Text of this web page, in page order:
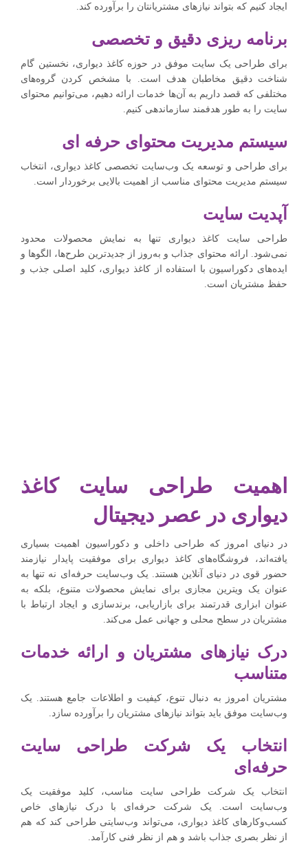
ایجاد کنیم که بتواند نیازهای مشتریانتان را برآورده کند.
برنامه ریزی دقیق و تخصصی
برای طراحی یک سایت موفق در حوزه کاغذ دیواری، نخستین گام
شناخت دقیق مخاطبان هدف است. با مشخص کردن گروه‌های
مختلفی که قصد داریم به آن‌ها خدمات ارائه دهیم، می‌توانیم محتوای
سایت را به طور هدفمند سازماندهی کنیم.
سیستم مدیریت محتوای حرفه ای
برای طراحی و توسعه یک وب‌سایت تخصصی کاغذ دیواری، انتخاب
سیستم مدیریت محتوای مناسب از اهمیت بالایی برخوردار است.
آپدیت سایت
طراحی سایت کاغذ دیواری تنها به نمایش محصولات محدود
نمی‌شود. ارائه محتوای جذاب و به‌روز از جدیدترین طرح‌ها، الگوها و
ایده‌های دکوراسیون با استفاده از کاغذ دیواری، کلید اصلی جذب و
حفظ مشتریان است.
اهمیت طراحی سایت کاغذ
دیواری در عصر دیجیتال
در دنیای امروز که طراحی داخلی و دکوراسیون اهمیت بسیاری
یافته‌اند، فروشگاه‌های کاغذ دیواری برای موفقیت پایدار نیازمند
حضور قوی در دنیای آنلاین هستند. یک وب‌سایت حرفه‌ای نه تنها به
عنوان یک ویترین مجازی برای نمایش محصولات متنوع، بلکه به
عنوان ابزاری قدرتمند برای بازاریابی، برندسازی و ایجاد ارتباط با
مشتریان در سطح محلی و جهانی عمل می‌کند.
درک نیازهای مشتریان و ارائه خدمات
متناسب
مشتریان امروز به دنبال تنوع، کیفیت و اطلاعات جامع هستند. یک
وب‌سایت موفق باید بتواند نیازهای مشتریان را برآورده سازد.
انتخاب یک شرکت طراحی سایت
حرفه‌ای
انتخاب یک شرکت طراحی سایت مناسب، کلید موفقیت یک
وب‌سایت است. یک شرکت حرفه‌ای با درک نیازهای خاص
کسب‌وکارهای کاغذ دیواری، می‌تواند وب‌سایتی طراحی کند که هم
از نظر بصری جذاب باشد و هم از نظر فنی کارآمد.